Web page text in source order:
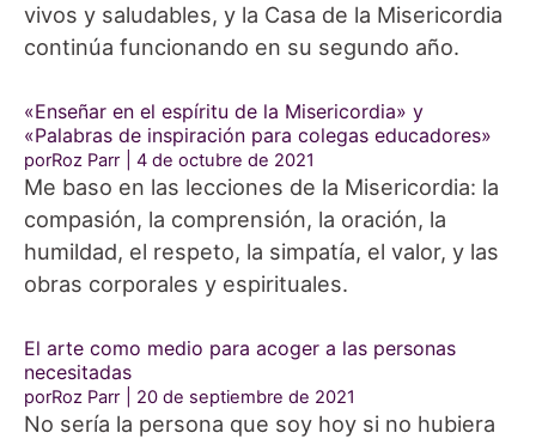
vivos y saludables, y la Casa de la Misericordia
continúa funcionando en su segundo año.
«Enseñar en el espíritu de la Misericordia» y
«Palabras de inspiración para colegas educadores»
porRoz Parr 4 de octubre de 2021
Me baso en las lecciones de la Misericordia: la
compasión, la comprensión, la oración, la
humildad, el respeto, la simpatía, el valor, y las
obras corporales y espirituales.
El arte como medio para acoger a las personas
necesitadas
porRoz Parr 20 de septiembre de 2021
No sería la persona que soy hoy si no hubiera